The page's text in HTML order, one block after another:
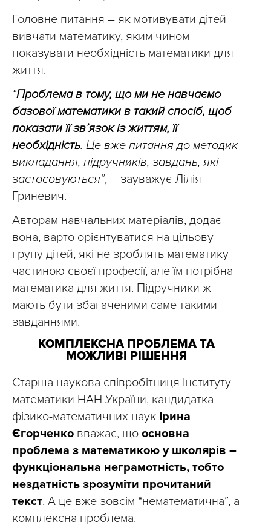
Головне питання – як мотивувати дітей
вивчати математику, яким чином
показувати необхідність математики для
життя.
“Проблема в тому, що ми не навчаємо
базової математики в такий спосіб, щоб
показати її зв’язок із життям, її
необхідність. Це вже питання до методик
викладання, підручників, завдань, які
застосовуються”, – зауважує Лілія
Гриневич.
Авторам навчальних матеріалів, додає
вона, варто орієнтуватися на цільову
групу дітей, які не зроблять математику
частиною своєї професії, але їм потрібна
математика для життя. Підручники ж
мають бути збагаченими саме такими
завданнями.
КОМПЛЕКСНА ПРОБЛЕМА ТА
МОЖЛИВІ РІШЕННЯ
Старша наукова співробітниця Інституту
математики НАН України, кандидатка
фізико-математичних наук Ірина
Єгорченко вважає, що основна
проблема з математикою у школярів –
функціональна неграмотність, тобто
нездатність зрозуміти прочитаний
текст. А це вже зовсім “нематематична”, а
комплексна проблема.